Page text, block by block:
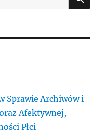
Sprawie Archiwów i
Afektywnej,
Płci